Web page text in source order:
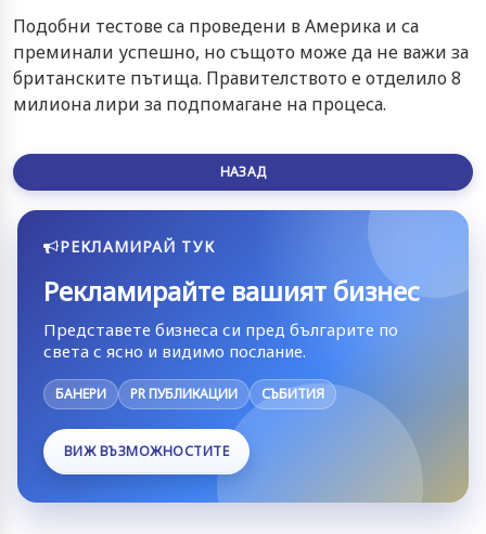
Подобни тестове са проведени в Америка и са
преминали успешно, но същото може да не важи за
британските пътища. Правителството е отделило 8
милиона лири за подпомагане на процеса.
НАЗАД
РЕКЛАМИРАЙ ТУК
Рекламирайте вашият бизнес
Представете бизнеса си пред българите по
света с ясно и видимо послание.
БАНЕРИ PR ПУБЛИКАЦИИ СЪБИТИЯ
ВИЖ ВЪЗМОЖНОСТИТЕ